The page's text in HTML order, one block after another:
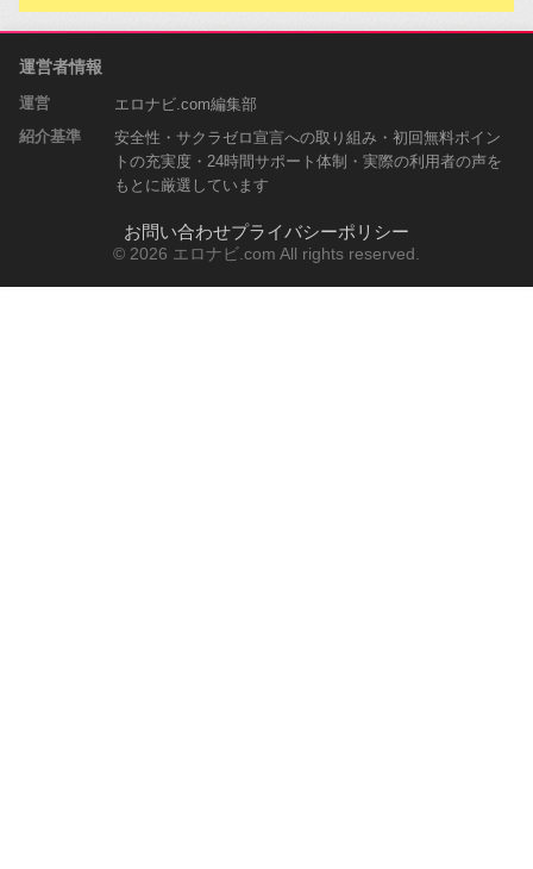
運営者情報
運営
エロナビ.com編集部
紹介基準
安全性・サクラゼロ宣言への取り組み・初回無料ポイン
トの充実度・24時間サポート体制・実際の利用者の声を
もとに厳選しています
お問い合わせプライバシーポリシー
© 2026 エロナビ.com All rights reserved.